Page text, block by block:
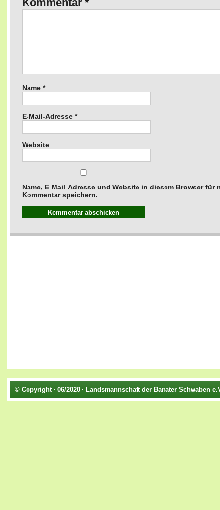
Kommentar *
Name *
E-Mail-Adresse *
Website
Name, E-Mail-Adresse und Website in diesem Browser für
Kommentar speichern.
© Copyright · 06/2020 · Landsmannschaft der Banater Schwaben